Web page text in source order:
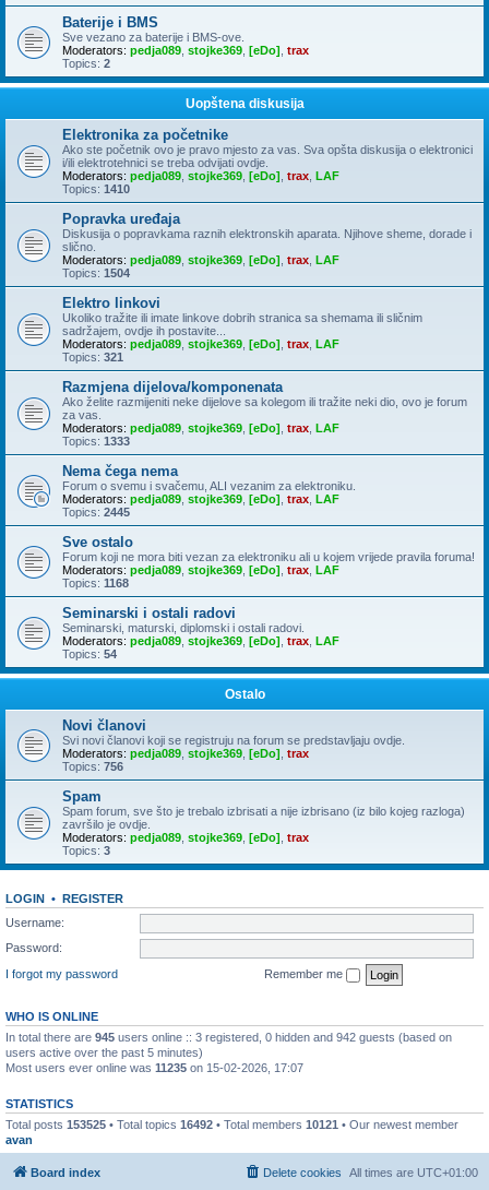
Baterije i BMS
Sve vezano za baterije i BMS-ove.
Moderators: pedja089 stojke369 [eDo] trax
Topics: 2
Uopštena diskusija
Elektronika za početnike
Ako ste početnik ovo je pravo mjesto za vas. Sva opšta diskusija o elektronici
i/ili elektrotehnici se treba odvijati ovdje.
Moderators: pedja089 stojke369 [eDo] trax LAF
Topics: 1410
Popravka uređaja
Diskusija o popravkama raznih elektronskih aparata. Njihove sheme, dorade i
slično.
Moderators: pedja089 stojke369 [eDo] trax LAF
Topics: 1504
Elektro linkovi
Ukoliko tražite ili imate linkove dobrih stranica sa shemama ili sličnim
sadržajem, ovdje ih postavite...
Moderators: pedja089 stojke369 [eDo] trax LAF
Topics: 321
Razmjena dijelova/komponenata
Ako želite razmijeniti neke dijelove sa kolegom ili tražite neki dio, ovo je forum
za vas.
Moderators: pedja089 stojke369 [eDo] trax LAF
Topics: 1333
Nema čega nema
Forum o svemu i svačemu, ALI vezanim za elektroniku.
Moderators: pedja089 stojke369 [eDo] trax LAF
Topics: 2445
Sve ostalo
Forum koji ne mora biti vezan za elektroniku ali u kojem vrijede pravila foruma!
Moderators: pedja089 stojke369 [eDo] trax LAF
Topics: 1168
Seminarski i ostali radovi
Seminarski, maturski, diplomski i ostali radovi.
Moderators: pedja089 stojke369 [eDo] trax LAF
Topics: 54
Ostalo
Novi članovi
Svi novi članovi koji se registruju na forum se predstavljaju ovdje.
Moderators: pedja089 stojke369 [eDo] trax
Topics: 756
Spam
Spam forum, sve što je trebalo izbrisati a nije izbrisano (iz bilo kojeg razloga)
završilo je ovdje.
Moderators: pedja089 stojke369 [eDo] trax
Topics: 3
LOGIN • REGISTER
Username:
Password:
I forgot my password
Remember me
WHO IS ONLINE
In total there are 945 users online :: 3 registered, 0 hidden and 942 guests (based on
users active over the past 5 minutes)
Most users ever online was 11235 on 15-02-2026, 17:07
STATISTICS
Total posts 153525 • Total topics 16492 • Total members 10121 • Our newest member
avan
Board index All times are UTC+01:00
Delete cookies